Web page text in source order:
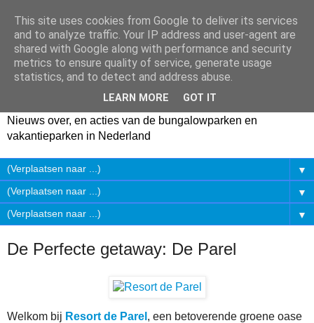
Nieuws over, en acties van de bungalowparken en
vakantieparken in Nederland
▼
▼
▼
De Perfecte getaway: De Parel
Welkom bij Resort de Parel , een betoverende groene oase
This site uses cookies from Google to deliver its services
and to analyze traffic. Your IP address and user-agent are
shared with Google along with performance and security
metrics to ensure quality of service, generate usage
statistics, and to detect and address abuse.
LEARN MORE GOT IT